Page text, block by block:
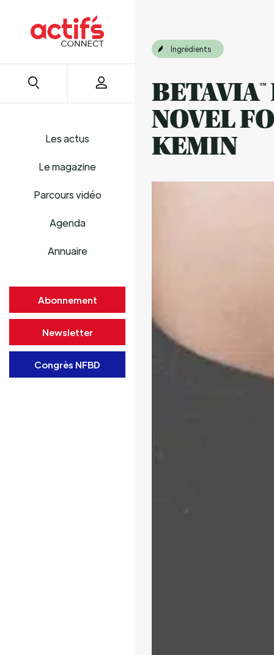
Les actus
Le magazine
Parcours vidéo
Agenda
Annuaire
Abonnement
Newsletter
Congrès NFBD
Ingrédients
NOVEL
KEMIN